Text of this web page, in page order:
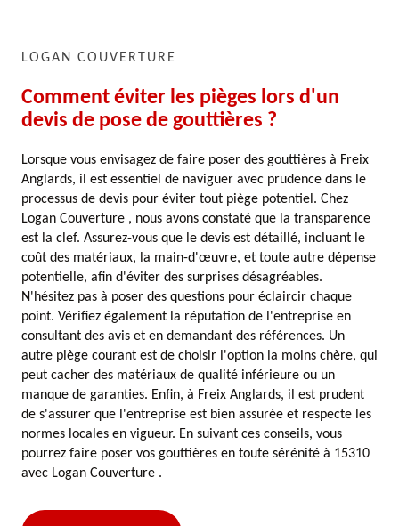
LOGAN COUVERTURE
Comment éviter les pièges lors d'un
devis de pose de gouttières ?
Lorsque vous envisagez de faire poser des gouttières à Freix
Anglards, il est essentiel de naviguer avec prudence dans le
processus de devis pour éviter tout piège potentiel. Chez
Logan Couverture , nous avons constaté que la transparence
est la clef. Assurez-vous que le devis est détaillé, incluant le
coût des matériaux, la main-d'œuvre, et toute autre dépense
potentielle, afin d'éviter des surprises désagréables.
N'hésitez pas à poser des questions pour éclaircir chaque
point. Vérifiez également la réputation de l'entreprise en
consultant des avis et en demandant des références. Un
autre piège courant est de choisir l'option la moins chère, qui
peut cacher des matériaux de qualité inférieure ou un
manque de garanties. Enfin, à Freix Anglards, il est prudent
de s'assurer que l'entreprise est bien assurée et respecte les
normes locales en vigueur. En suivant ces conseils, vous
pourrez faire poser vos gouttières en toute sérénité à 15310
avec Logan Couverture .